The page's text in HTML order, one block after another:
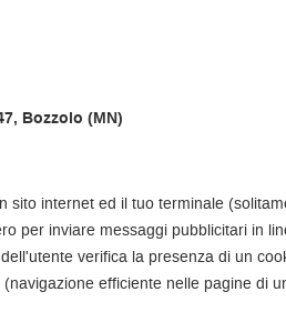
Bozzolo (MN)
internet ed il tuo terminale
per inviare messaggi pubblicitari in
verifica la presenza di un
efficiente nelle pagine di